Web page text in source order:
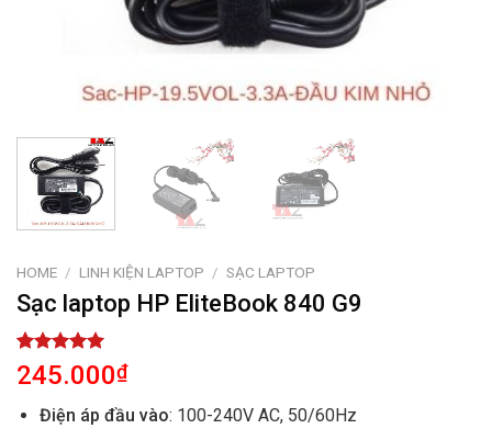
HOME / LINH KIỆN LAPTOP / SẠC LAPTOP
Sạc laptop HP EliteBook 840 G9
Rated 5.00
out of 5
1
customer
245.000₫
Điện áp đầu vào: 100-240V AC, 50/60Hz